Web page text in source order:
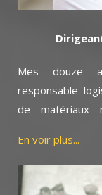
savoir-faire que
Mes douze
responsable
de matériaux
expérience
professionnels
Ces
à répondre au
En voir plus...